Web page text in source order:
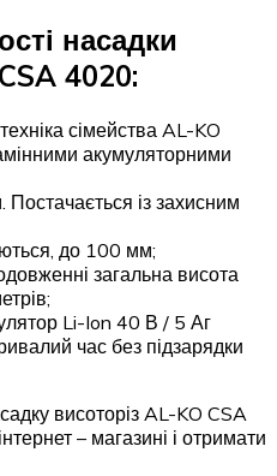
насадки
4020:
сімейства AL-KO
акумуляторними
із захисним
до 100 мм;
загальна висота
Li-Ion 40 В / 5 Аг
час без підзарядки
висоторіз AL-KO CSA
– магазині і отримати